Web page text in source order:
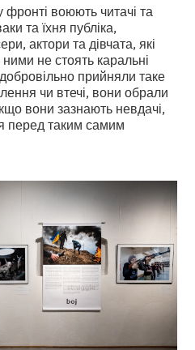
фронті воюють читачі та
та їхня публіка,
актори та дівчата, які
не стоять каральні
прийняли таке
чи втечі, вони обрали
вони зазнають невдачі,
перед таким самим